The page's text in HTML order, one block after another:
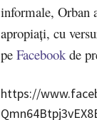
informale, Orban
apropiați, cu
pe Facebookde
https://